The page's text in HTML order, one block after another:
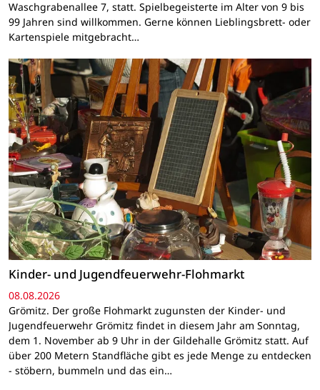
Waschgrabenallee 7, statt. Spielbegeisterte im Alter von 9 bis
99 Jahren sind willkommen. Gerne können Lieblingsbrett- oder
Kartenspiele mitgebracht…
Kinder- und Jugendfeuerwehr-Flohmarkt
08.08.2026
Grömitz. Der große Flohmarkt zugunsten der Kinder- und
Jugendfeuerwehr Grömitz findet in diesem Jahr am Sonntag,
dem 1. November ab 9 Uhr in der Gildehalle Grömitz statt. Auf
über 200 Metern Standfläche gibt es jede Menge zu entdecken
- stöbern, bummeln und das ein…